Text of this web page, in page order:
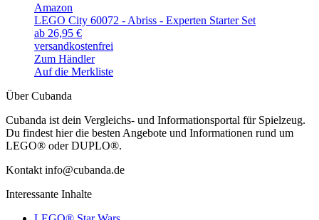
Amazon
LEGO City 60072 - Abriss - Experten Starter Set
ab 26,95 €
versandkostenfrei
Zum Händler
Auf die Merkliste
Über Cubanda
Cubanda ist dein Vergleichs- und Informationsportal für Spielzeug.
Du findest hier die besten Angebote und Informationen rund um
LEGO® oder DUPLO®.
Kontakt info@cubanda.de
Interessante Inhalte